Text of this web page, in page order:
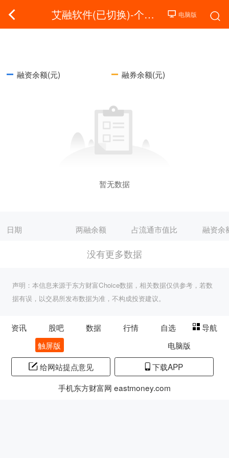
艾融软件(已切换)-个股融资融券
融资余额(元) 融券余额(元)
暂无数据
日期 两融余额 占流通市值比 融资余
没有更多数据
声明：本信息来源于东方财富Choice数据，相关数据仅供参考，若数
据有误，以交易所发布数据为准，不构成投资建议。
资讯 股吧 数据 行情 自选
导航
触屏版
电脑版
给网站提点意见
下载APP
手机东方财富网 eastmoney.com